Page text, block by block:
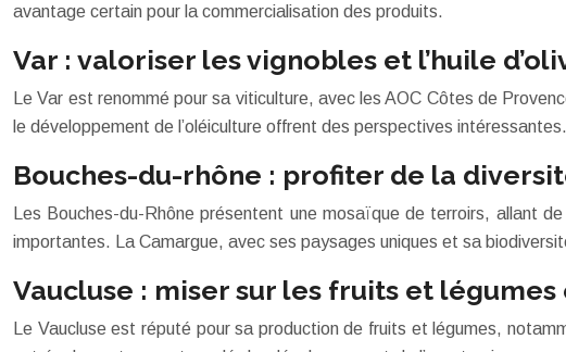
avantage certain pour la commercialisation des produits.
Var : valoriser les vignobles et l’huile
Le Var est renommé pour sa viticulture, avec les AOC Côtes de
le développement de l’oléiculture offrent des perspectives
Bouches-du-rhône : profiter de la
Les Bouches-du-Rhône présentent une mosaïque de terroirs, allant
importantes. La Camargue, avec ses paysages uniques et sa
Vaucluse : miser sur les fruits et légumes
Le Vaucluse est réputé pour sa production de fruits et légumes,